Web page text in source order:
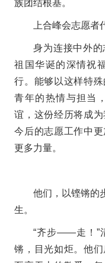
族团结根基。
上合峰会志愿
身为连接中外
祖国华诞的深情祝
行。能够以这样特
青年的热情与担当
谊，这份经历将成
今后的志愿工作中
更多力量。
他们，以铿锵的
生。
“齐步——走！”
锵，目光如炬。他